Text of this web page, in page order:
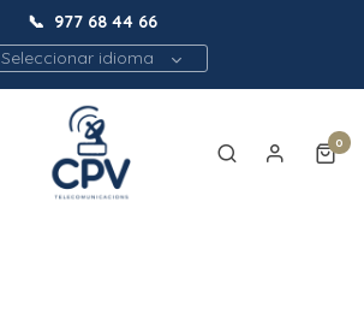
📞 977 68 44 66
Seleccionar idioma
0